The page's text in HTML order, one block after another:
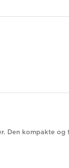
Den kompakte og